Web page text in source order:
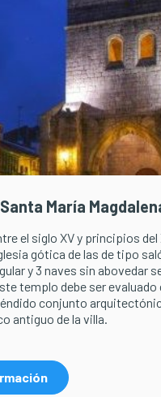
María
el siglo XV y principios del
gótica de las de tipo
y 3 naves sin abovedar
templo debe ser evaluado
conjunto
antiguo de la villa.